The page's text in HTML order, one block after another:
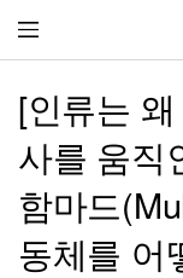
[인류는
사를 움직
함마드
동체를 어